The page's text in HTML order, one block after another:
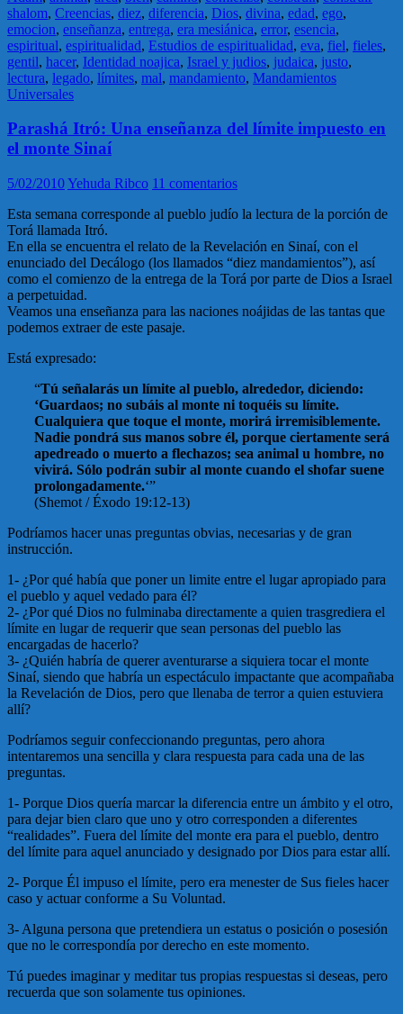
shalom, Creencias, diez, diferencia, Dios, divina, edad, ego,
emocion, enseñanza, entrega, era mesiánica, error, esencia,
espiritual, espiritualidad, Estudios de espiritualidad, eva, fiel, fieles,
gentil, hacer, Identidad noajica, Israel y judios, judaica, justo,
lectura, legado, límites, mal, mandamiento, Mandamientos
Universales
Parashá Itró: Una enseñanza del límite impuesto en
el monte Sinaí
5/02/2010Yehuda Ribco 11 comentarios
Esta semana corresponde al pueblo judío la lectura de la porción de
Torá llamada Itró.
En ella se encuentra el relato de la Revelación en Sinaí, con el
enunciado del Decálogo (los llamados “diez mandamientos”), así
como el comienzo de la entrega de la Torá por parte de Dios a Israel
a perpetuidad.
Veamos una enseñanza para las naciones noájidas de las tantas que
podemos extraer de este pasaje.
Está expresado:
“Tú señalarás un límite al pueblo, alrededor, diciendo:
‘Guardaos; no subáis al monte ni toquéis su límite.
Cualquiera que toque el monte, morirá irremisiblemente.
Nadie pondrá sus manos sobre él, porque ciertamente será
apedreado o muerto a flechazos; sea animal u hombre, no
vivirá. Sólo podrán subir al monte cuando el shofar suene
prolongadamente.‘”
(Shemot / Éxodo 19:12-13)
Podríamos hacer unas preguntas obvias, necesarias y de gran
instrucción.
1- ¿Por qué había que poner un limite entre el lugar apropiado para
el pueblo y aquel vedado para él?
2- ¿Por qué Dios no fulminaba directamente a quien trasgrediera el
límite en lugar de requerir que sean personas del pueblo las
encargadas de hacerlo?
3- ¿Quién habría de querer aventurarse a siquiera tocar el monte
Sinaí, siendo que habría un espectáculo impactante que acompañaba
la Revelación de Dios, pero que llenaba de terror a quien estuviera
allí?
Podríamos seguir confeccionando preguntas, pero ahora
intentaremos una sencilla y clara respuesta para cada una de las
preguntas.
1- Porque Dios quería marcar la diferencia entre un ámbito y el otro,
para dejar bien claro que uno y otro corresponden a diferentes
“realidades”. Fuera del límite del monte era para el pueblo, dentro
del límite para aquel anunciado y designado por Dios para estar allí.
2- Porque Él impuso el límite, pero era menester de Sus fieles hacer
caso y actuar conforme a Su Voluntad.
3- Alguna persona que pretendiera un estatus o posición o posesión
que no le correspondía por derecho en este momento.
Tú puedes imaginar y meditar tus propias respuestas si deseas, pero
recuerda que son solamente tus opiniones.